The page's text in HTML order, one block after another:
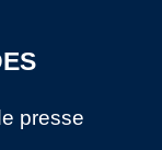
presse